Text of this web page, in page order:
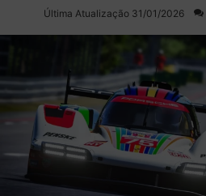
Última Atualização 31/01/2026